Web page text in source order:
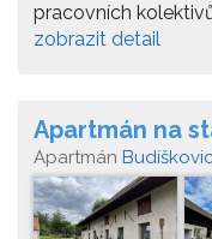
pracovních
zobrazit detail
Apartmán na
Apartmán